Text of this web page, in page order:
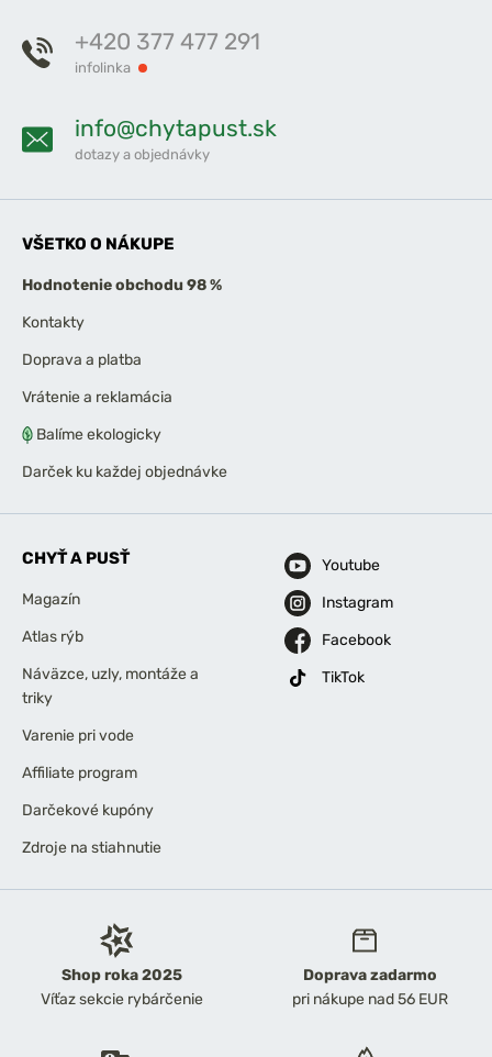
Shop roka 2025
Víťaz sekcie rybárčenie
Doprava zadarmo
pri nákupe nad 56 EUR
+420 377 477 291
infolinka
info@chytapust.sk
dotazy a objednávky
VŠETKO O NÁKUPE
Hodnotenie obchodu 98 %
Kontakty
Doprava a platba
Vrátenie a reklamácia
Balíme ekologicky
Darček ku každej objednávke
CHYŤ A PUSŤ
Magazín
Atlas rýb
Náväzce, uzly, montáže a
triky
Varenie pri vode
Affiliate program
Darčekové kupóny
Zdroje na stiahnutie
Youtube
Instagram
Facebook
TikTok